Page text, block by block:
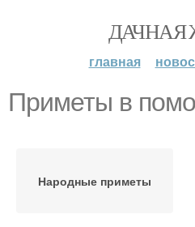
ДАЧНАЯ
главная
Приметы в
Народные приметы